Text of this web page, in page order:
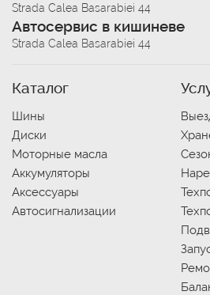
Strada Calea Basarabiei 44
Автосервис в кишиневе
Strada Calea Basarabiei 44
Каталог
Шины
Диски
Моторные масла
Аккумуляторы
Аксессуары
Автосигнализации